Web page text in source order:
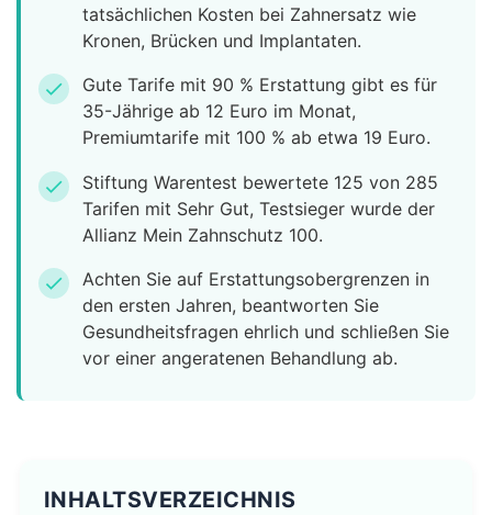
tatsächlichen Kosten bei Zahnersatz wie
Kronen, Brücken und Implantaten.
check
Gute Tarife mit 90 % Erstattung gibt es für
35-Jährige ab 12 Euro im Monat,
Premiumtarife mit 100 % ab etwa 19 Euro.
check
Stiftung Warentest bewertete 125 von 285
Tarifen mit Sehr Gut, Testsieger wurde der
Allianz Mein Zahnschutz 100.
check
Achten Sie auf Erstattungsobergrenzen in
den ersten Jahren, beantworten Sie
Gesundheitsfragen ehrlich und schließen Sie
vor einer angeratenen Behandlung ab.
INHALTSVERZEICHNIS